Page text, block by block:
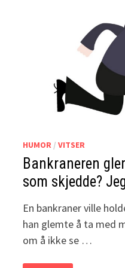
HUMOR /VITSER
Bankraneren
som skjedde?
En bankraner ville
han glemte å ta med
om å ikke se …